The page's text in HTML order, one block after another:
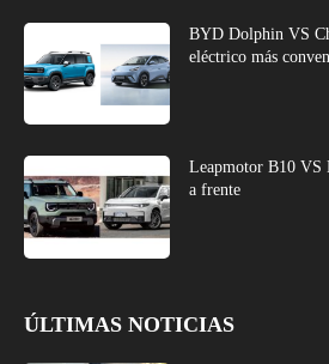
BYD Dolphin VS
eléctrico más
Leapmotor B10 VS
a frente
ÚLTIMAS NOTICIAS